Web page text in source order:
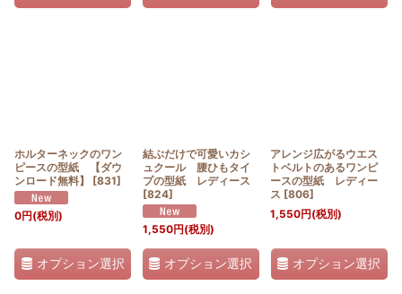
ホルターネックのワン
ピースの型紙 【ダウ
ンロード無料】
[831]
0円(税別)
オプション選択
結ぶだけで可愛いカシ
ュクール 腰ひもタイ
プの型紙 レディース
[824]
1,550円(税別)
オプション選択
アレンジ広がるウエス
トベルトのあるワンピ
ースの型紙 レディー
ス [806]
1,550円(税別)
オプション選択